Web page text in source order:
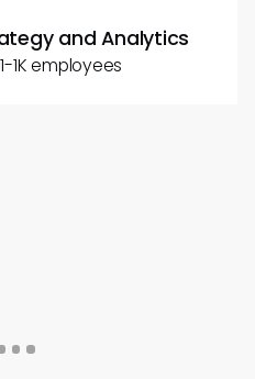
and Analytics
1K employees